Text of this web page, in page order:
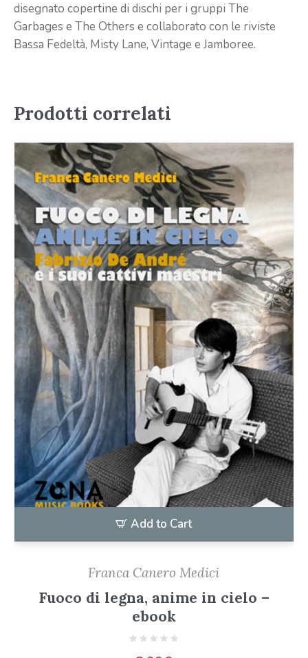
disegnato copertine di dischi per i gruppi The
Garbages e The Others e collaborato con le riviste
Bassa Fedeltà, Misty Lane, Vintage e Jamboree.
Prodotti correlati
Add to Cart
Franca Canero Medici
Fuoco di legna, anime in cielo –
ebook